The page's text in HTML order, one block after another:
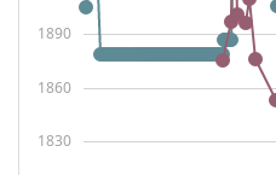
1830
1860
1890